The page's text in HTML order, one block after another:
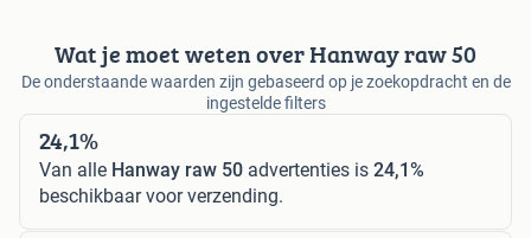
Wat je moet weten over Hanway raw 50
De onderstaande waarden zijn gebaseerd op je zoekopdracht en de
ingestelde filters
24,1%
Van alle Hanway raw 50 advertenties is 24,1%
beschikbaar voor verzending.